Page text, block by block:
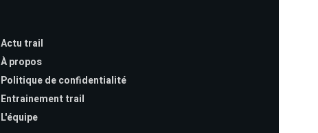
Actu trail
À propos
Politique de confidentialité
Entrainement trail
L'équipe